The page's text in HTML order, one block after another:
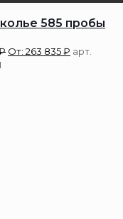
585 пробы
От: 263 835₽ арт.